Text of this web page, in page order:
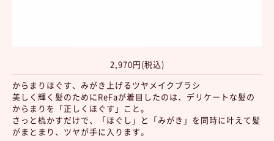
2,970円(税込)
からまりほぐす、みがき上げるツヤメイクブラシ
美しく輝く髪のためにReFaが着目したのは、デリケートな髪の
からまりを「正しくほぐす」こと。
さっと梳かすだけで、「ほぐし」と「みがき」を同時に叶えて髪
がまとまり、ツヤが手に入ります。